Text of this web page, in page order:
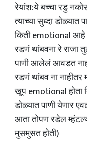
रेयांश:ये बच्चा रडु
त्याच्या सुध्दा डोळ्यात
किती emotional आहे
रडणं थांबवना रे राजा
पाणी आलेलं आवडत
रडणं थांबव ना नाहीतर
खूप emotional होता
डोळ्यात पाणी येणार
आता तोपण रडेल
मुसमुसत होती)